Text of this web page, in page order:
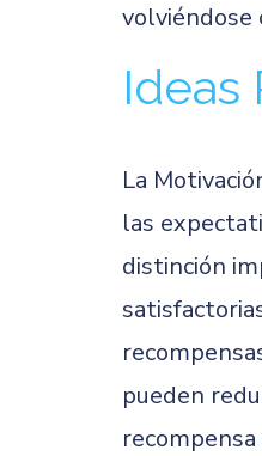
volviéndose
Ideas
La
las
distinción
pueden